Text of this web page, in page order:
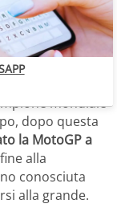
soli due
distacco
è che
mondiale
punti, gli
mondiale
dopo questa
la MotoGP a
alla
conosciuta
alla grande.